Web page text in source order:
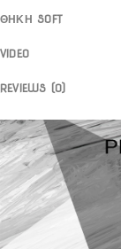
ΘΗΚΗ SOFT
VIDEO
REVIEWS (0)